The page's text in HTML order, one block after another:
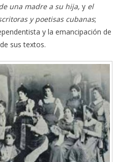
una madre a su hija, yel
y poetisas cubanas;
y la emancipación de
sus textos.